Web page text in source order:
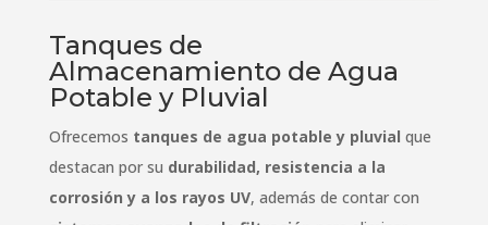
Tanques de
Almacenamiento de Agua
Potable y Pluvial
Ofrecemos tanques de agua potable y pluvial que
destacan por su durabilidad, resistencia a la
corrosión y a los rayos UV, además de contar con